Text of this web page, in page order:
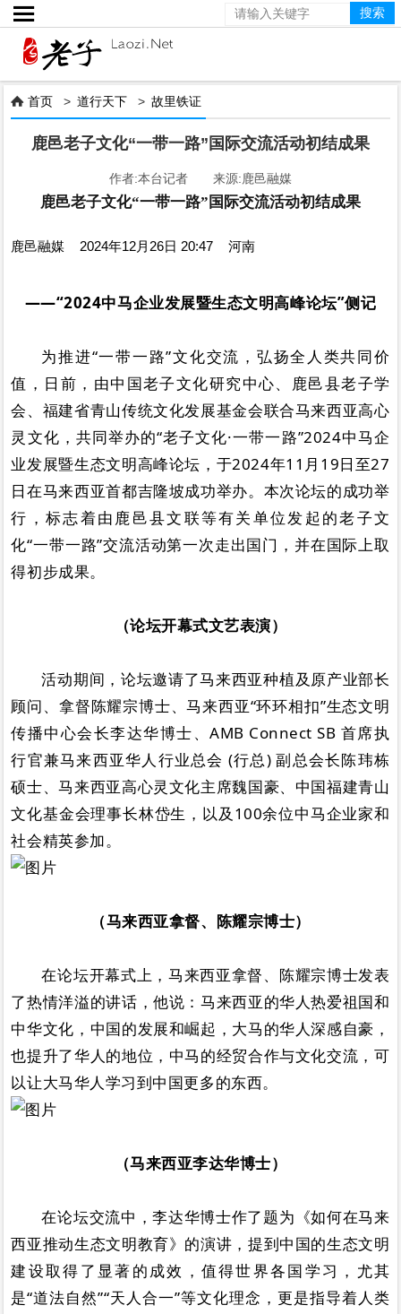

 首页 >道行天下 >故里铁证
鹿邑老子文化“一带一路”国际交流活动初结成果
作者:本台记者 来源:鹿邑融媒
鹿邑老子文化“一带一路”国际交流活动初结成果
鹿邑融媒 2024年12月26日 20:47 河南
——“2024中马企业发展暨生态文明高峰论坛”侧记
为推进“一带一路”文化交流，弘扬全人类共同价
值，日前，由中国老子文化研究中心、鹿邑县老子学
会、福建省青山传统文化发展基金会联合马来西亚高心
灵文化，共同举办的“老子文化·一带一路”2024中马企
业发展暨生态文明高峰论坛，于2024年11月19日至27
日在马来西亚首都吉隆坡成功举办。本次论坛的成功举
行，标志着由鹿邑县文联等有关单位发起的老子文
化“一带一路”交流活动第一次走出国门，并在国际上取
得初步成果。
（论坛开幕式文艺表演）
活动期间，论坛邀请了马来西亚种植及原产业部长
顾问、拿督陈耀宗博士、马来西亚“环环相扣”生态文明
传播中心会长李达华博士、AMB Connect SB 首席执
行官兼马来西亚华人行业总会 (行总) 副总会长陈玮栋
硕士、马来西亚高心灵文化主席魏国豪、中国福建青山
文化基金会理事长林岱生，以及100余位中马企业家和
社会精英参加。
（马来西亚拿督、陈耀宗博士）
在论坛开幕式上，马来西亚拿督、陈耀宗博士发表
了热情洋溢的讲话，他说：马来西亚的华人热爱祖国和
中华文化，中国的发展和崛起，大马的华人深感自豪，
也提升了华人的地位，中马的经贸合作与文化交流，可
以让大马华人学习到中国更多的东西。
（马来西亚李达华博士）
在论坛交流中，李达华博士作了题为《如何在马来
西亚推动生态文明教育》的演讲，提到中国的生态文明
建设取得了显著的成效，值得世界各国学习，尤其
是“道法自然”“天人合一”等文化理念，更是指导着人类